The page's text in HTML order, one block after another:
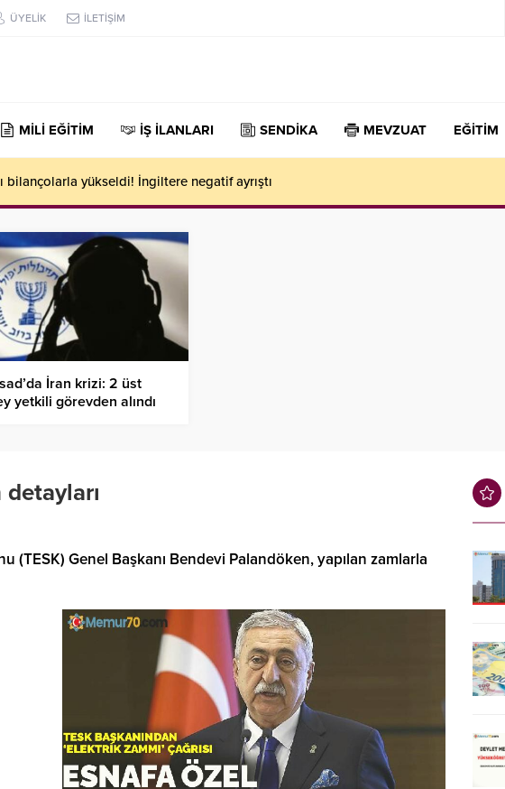
ÜYELİK İLETİŞİM
MİLİ EĞİTİM İŞ İLANLARI SENDİKA MEVZUAT EĞİTİM
bilançolarla yükseldi! İngiltere negatif ayrıştı
İran krizi: 2 üst
yetkili görevden alındı
(TESK) Genel Başkanı Bendevi Palandöken, yapılan zamlarla